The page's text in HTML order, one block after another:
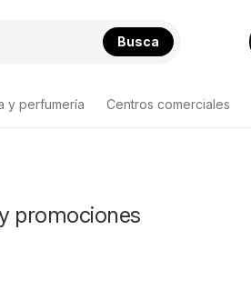
Busca
y perfumería Centros comerciales
promociones